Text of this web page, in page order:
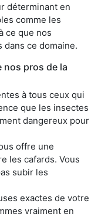
déterminant en
comme les
ce que nos
ce domaine.
nos pros de la
à tous ceux qui
que les insectes
dangereux pour
offre une
les cafards. Vous
subir les
exactes de votre
vraiment en